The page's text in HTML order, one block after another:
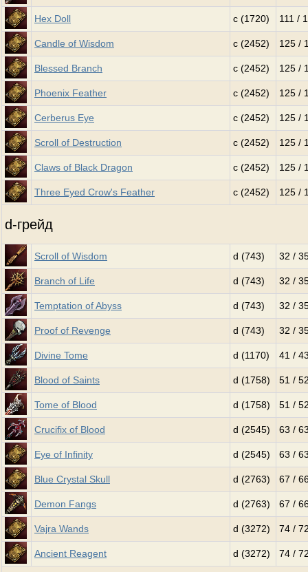
Hex Doll c (1720) 111 /
Candle of Wisdom c (2452) 125 /
Blessed Branch c (2452) 125 /
Phoenix Feather c (2452) 125 /
Cerberus Eye c (2452) 125 /
Scroll of Destruction c (2452) 125 /
Claws of Black Dragon c (2452) 125 /
Three Eyed Crow's Feather c (2452) 125 /
d-грейд
Scroll of Wisdom d (743) 32 /
Branch of Life d (743) 32 /
Temptation of Abyss d (743) 32 /
Proof of Revenge d (743) 32 /
Divine Tome d (1170) 41 /
Blood of Saints d (1758) 51 /
Tome of Blood d (1758) 51 /
Crucifix of Blood d (2545) 63 /
Eye of Infinity d (2545) 63 /
Blue Crystal Skull d (2763) 67 /
Demon Fangs d (2763) 67 /
Vajra Wands d (3272) 74 /
Ancient Reagent d (3272) 74 /